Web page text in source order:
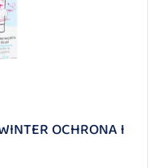
OCHRONA I